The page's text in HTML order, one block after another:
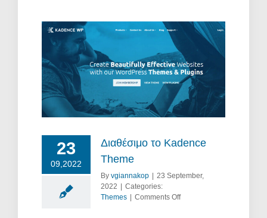
23
09,2022
Διαθέσιμο το Kadence
Theme
By vgiannakop
23 September,
2022
Categories:
Themes
Comments Offon